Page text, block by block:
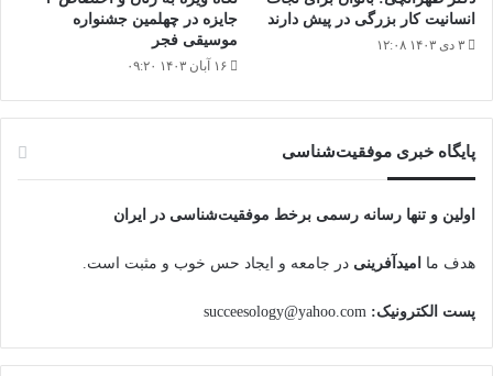
انسانيت كار بزرگى در پيش دارند
۳ دی ۱۴۰۳ ۱۲:۰۸
جایزه در چهلمین جشنواره
موسیقی فجر
۱۶ آبان ۱۴۰۳ ۰۹:۲۰
پایگاه‌ خبری موفقیت‌شناسی
اولین و تنها رسانه رسمی برخط موفقیت‌شناسی در ایران
هدف ما امیدآفرینی در جامعه و ایجاد حس خوب و مثبت است.
پست الکترونیک: